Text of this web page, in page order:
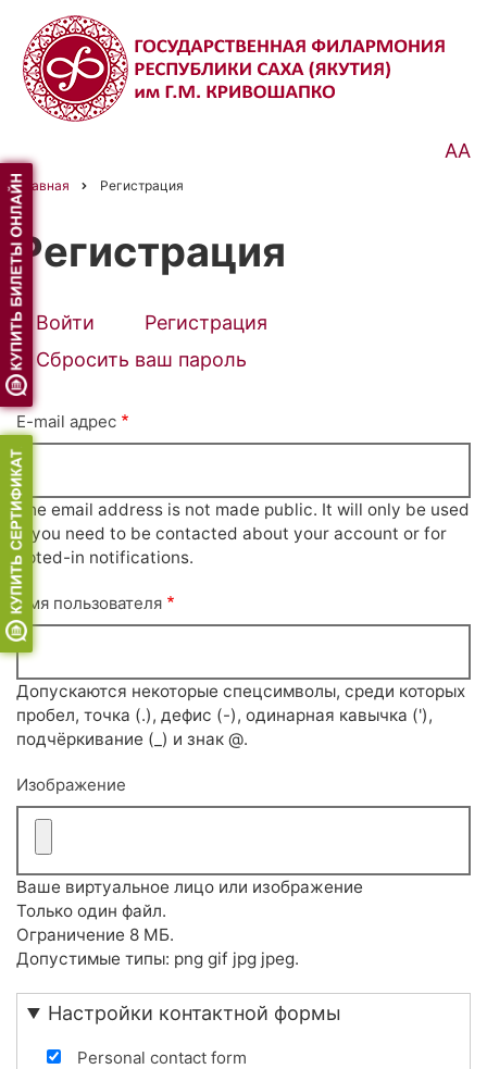
Перейти
основному
содержанию
АА
Строка
навигации
Главная Регистрация
Регистрация
Primary
tabs
Войти Регистрация
Сбросить ваш пароль
E-mail адрес
The email address is not made public. It will only be used
if you need to be contacted about your account or for
opted-in notifications.
Имя пользователя
Допускаются некоторые спецсимволы, среди которых
пробел, точка (.), дефис (-), одинарная кавычка ('),
подчёркивание (_) и знак @.
Изображение
Ваше виртуальное лицо или изображение
Только один файл.
Ограничение 8 МБ.
Допустимые типы: png gif jpg jpeg.
Настройки контактной формы
Personal contact form